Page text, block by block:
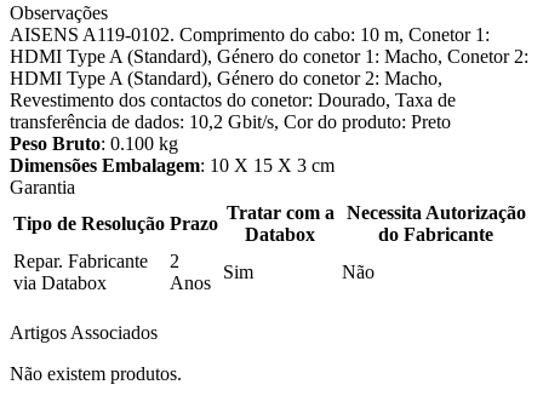
Observações
AISENS A119-0102. Comprimento do cabo: 10 m, Conetor 1:
HDMI Type A (Standard), Género do conetor 1: Macho, Conetor 2:
HDMI Type A (Standard), Género do conetor 2: Macho,
Revestimento dos contactos do conetor: Dourado, Taxa de
transferência de dados: 10,2 Gbit/s, Cor do produto: Preto
Peso Bruto: 0.100 kg
Dimensões Embalagem: 10 X 15 X 3 cm
Garantia
Tipo de Resolução Prazo
Tratar com a
Databox
Necessita Autorização
do Fabricante
Repar. Fabricante
via Databox
2
Anos
Sim Não
Artigos Associados
Não existem produtos.